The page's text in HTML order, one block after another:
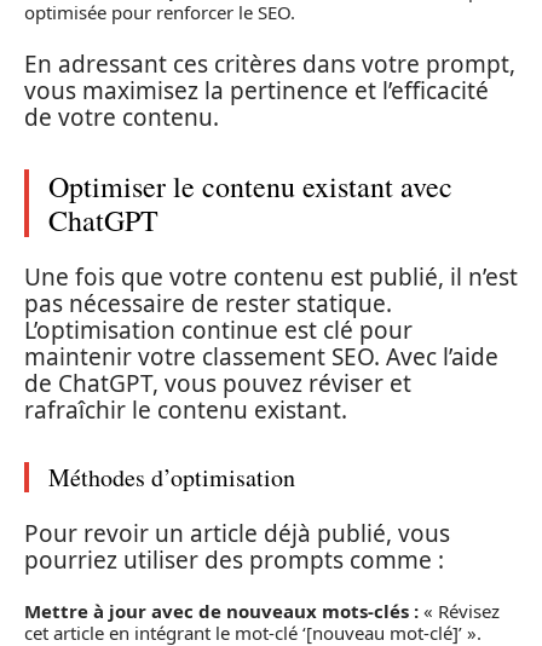
optimisée pour renforcer le SEO.
En adressant ces critères dans votre prompt,
vous maximisez la pertinence et l’efficacité
de votre contenu.
Optimiser le contenu existant avec
ChatGPT
Une fois que votre contenu est publié, il n’est
pas nécessaire de rester statique.
L’optimisation continue est clé pour
maintenir votre classement SEO. Avec l’aide
de ChatGPT, vous pouvez réviser et
rafraîchir le contenu existant.
Méthodes d’optimisation
Pour revoir un article déjà publié, vous
pourriez utiliser des prompts comme :
Mettre à jour avec de nouveaux mots-clés : « Révisez
cet article en intégrant le mot-clé ‘[nouveau mot-clé]’ ».